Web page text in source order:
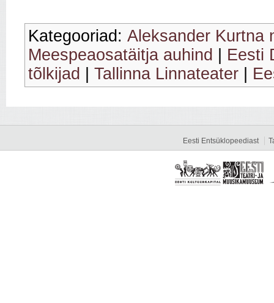
Kategooriad: Aleksander Kurtna
Meespeaosatäitja auhind
Eesti
tõlkijad
Tallinna Linnateater
Eesti Entsüklopeediast